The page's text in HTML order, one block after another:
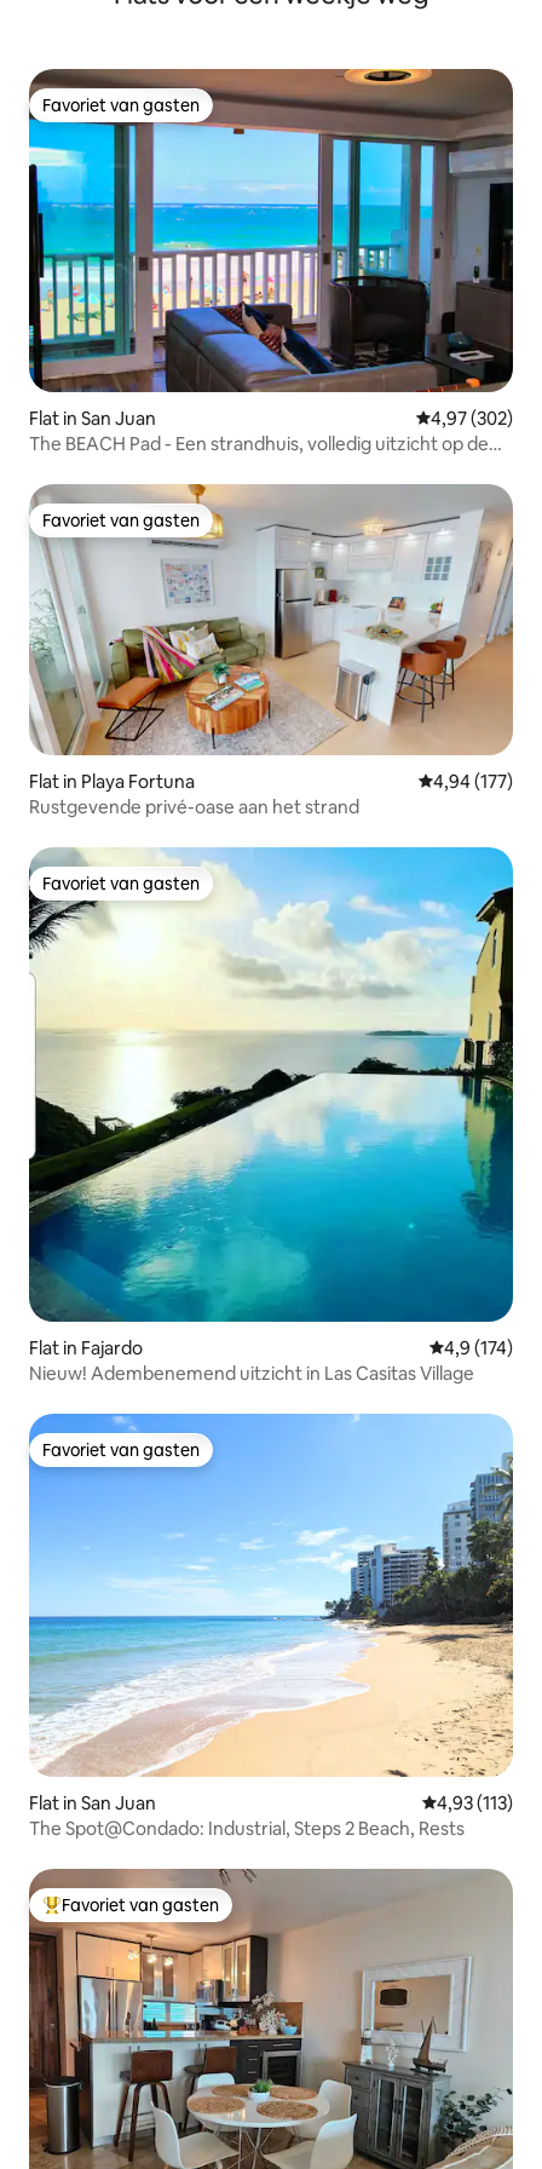
Favoriet van gasten
Favoriet van gasten
Flat in San Juan Gemiddelde
4,97 (302)
The BEACH Pad - Een strandhuis, volledig uitzicht op de
Favoriet van gasten
Favoriet van gasten
Flat in Playa Fortuna Gemiddelde
4,94 (177)
Rustgevende privé-oase aan het strand
Favoriet van gasten
Favoriet van gasten
Flat in Fajardo Gemiddelde
4,9 (174)
Nieuw! Adembenemend uitzicht in Las Casitas Village
Favoriet van gasten
Favoriet van gasten
Flat in San Juan Gemiddelde
4,93 (113)
The Spot@Condado: Industrial, Steps 2 Beach, Rests
Topfavoriet van gasten
Favoriet van gasten